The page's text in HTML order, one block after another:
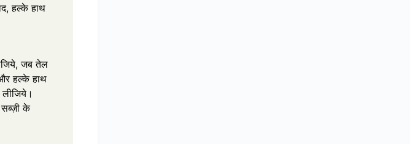
हल्के हाथ
जब तेल
हल्के हाथ
के